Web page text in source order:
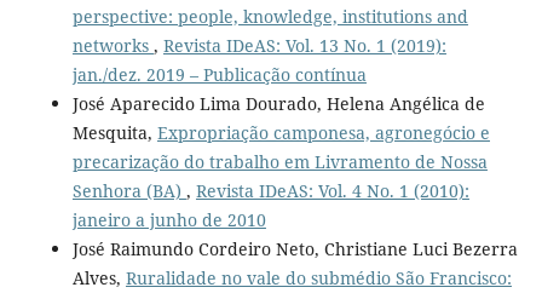
perspective: people, knowledge, institutions and
networks , Revista IDeAS: Vol. 13 No. 1 (2019):
jan./dez. 2019 – Publicação contínua
José Aparecido Lima Dourado, Helena Angélica de
Mesquita, Expropriação camponesa, agronegócio e
precarização do trabalho em Livramento de Nossa
Senhora (BA) , Revista IDeAS: Vol. 4 No. 1 (2010):
janeiro a junho de 2010
José Raimundo Cordeiro Neto, Christiane Luci Bezerra
Alves, Ruralidade no vale do submédio São Francisco: